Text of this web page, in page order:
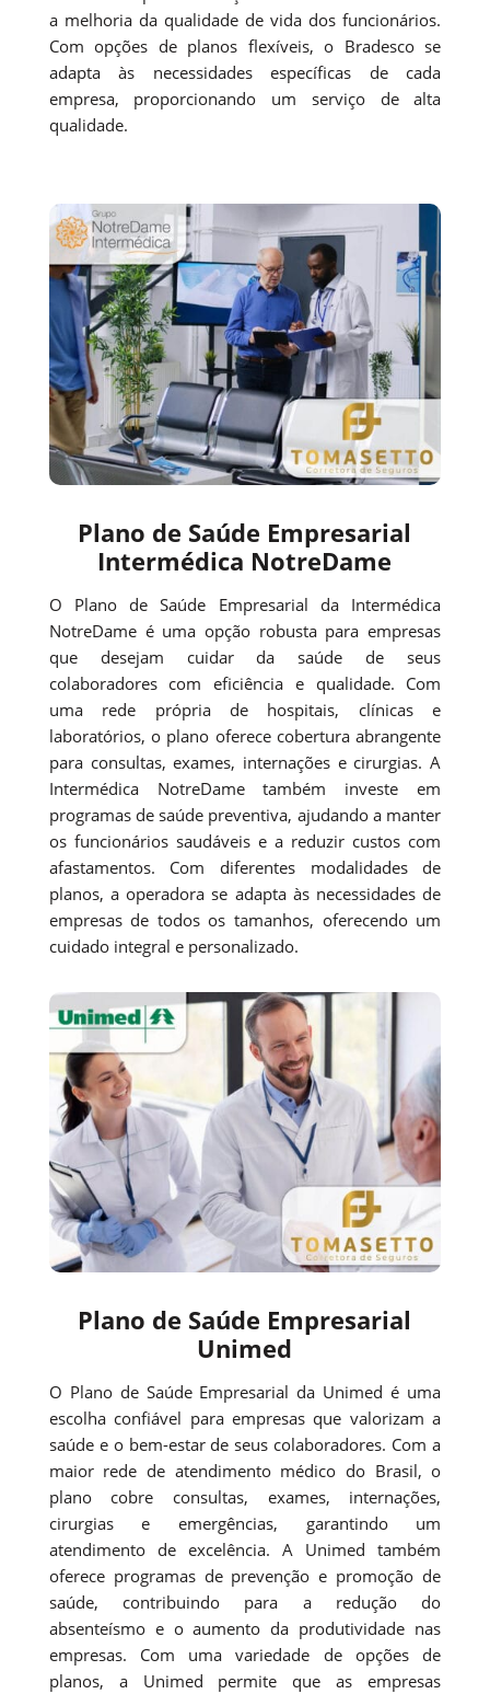
a melhoria da qualidade de vida dos funcionários.
Com opções de planos flexíveis, o Bradesco se
adapta às necessidades específicas de cada
empresa, proporcionando um serviço de alta
qualidade.
Plano de Saúde Empresarial
Intermédica NotreDame
O Plano de Saúde Empresarial da Intermédica
NotreDame é uma opção robusta para empresas
que desejam cuidar da saúde de seus
colaboradores com eficiência e qualidade. Com
uma rede própria de hospitais, clínicas e
laboratórios, o plano oferece cobertura abrangente
para consultas, exames, internações e cirurgias. A
Intermédica NotreDame também investe em
programas de saúde preventiva, ajudando a manter
os funcionários saudáveis e a reduzir custos com
afastamentos. Com diferentes modalidades de
planos, a operadora se adapta às necessidades de
empresas de todos os tamanhos, oferecendo um
cuidado integral e personalizado.
Plano de Saúde Empresarial
Unimed
O Plano de Saúde Empresarial da Unimed é uma
escolha confiável para empresas que valorizam a
saúde e o bem-estar de seus colaboradores. Com a
maior rede de atendimento médico do Brasil, o
plano cobre consultas, exames, internações,
cirurgias e emergências, garantindo um
atendimento de excelência. A Unimed também
oferece programas de prevenção e promoção de
saúde, contribuindo para a redução do
absenteísmo e o aumento da produtividade nas
empresas. Com uma variedade de opções de
planos, a Unimed permite que as empresas